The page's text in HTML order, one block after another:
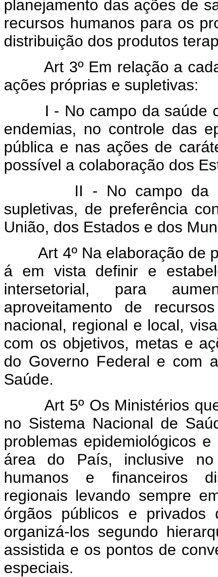
planejamento das ações de
recursos humanos para os
distribuição dos produtos
Art 3º Em relação a cada
ações próprias e supletivas:
I - No campo da saúde
endemias, no controle das
pública e nas ações de
possível a colaboração dos
II - No campo da
supletivas, de preferência
União, dos Estados e dos
Art 4º Na elaboração de
á em vista definir e
intersetorial, para
aproveitamento de
nacional, regional e local,
com os objetivos, metas e
do Governo Federal e com
Saúde.
Art 5º Os Ministérios que
no Sistema Nacional de
problemas epidemiológicos
área do País, inclusive
humanos e financeiros
regionais levando sempre
órgãos públicos e
organizá-los segundo
assistida e os pontos de
especiais.